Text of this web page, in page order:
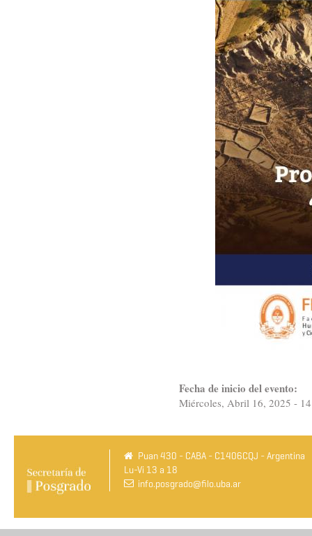
Fecha de inicio del evento:
Miércoles, Abril 16, 2025 -
Puan 430 - CABA - C1406CQJ - Argentina
Lu-Vi 13 a 18
info.posgrado@filo.uba.ar